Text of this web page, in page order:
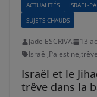
ACTUALITÉS ISRAËL-
SUJETS CHAUDS
Jade ESCRIVA 13
Israël,Palestine,trêve
Israël et le
trêve dans la